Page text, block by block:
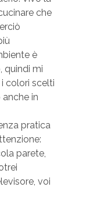
che
è
quindi mi
colori scelti
in
pratica
parete,
voi